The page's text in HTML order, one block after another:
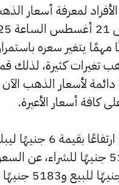
لمعرفة أسعار
مهمًا يتغير سعره
تغيرات كثيرة، لذلك
دائمة لأسعار الذهب
كافة أسعار الأعيرة.
جنيهًا للبيع و5189 جنيهًا للشراء،